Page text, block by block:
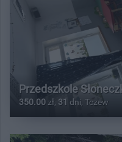
Przedszkole
350.00 zł, 31 dni, Tczew